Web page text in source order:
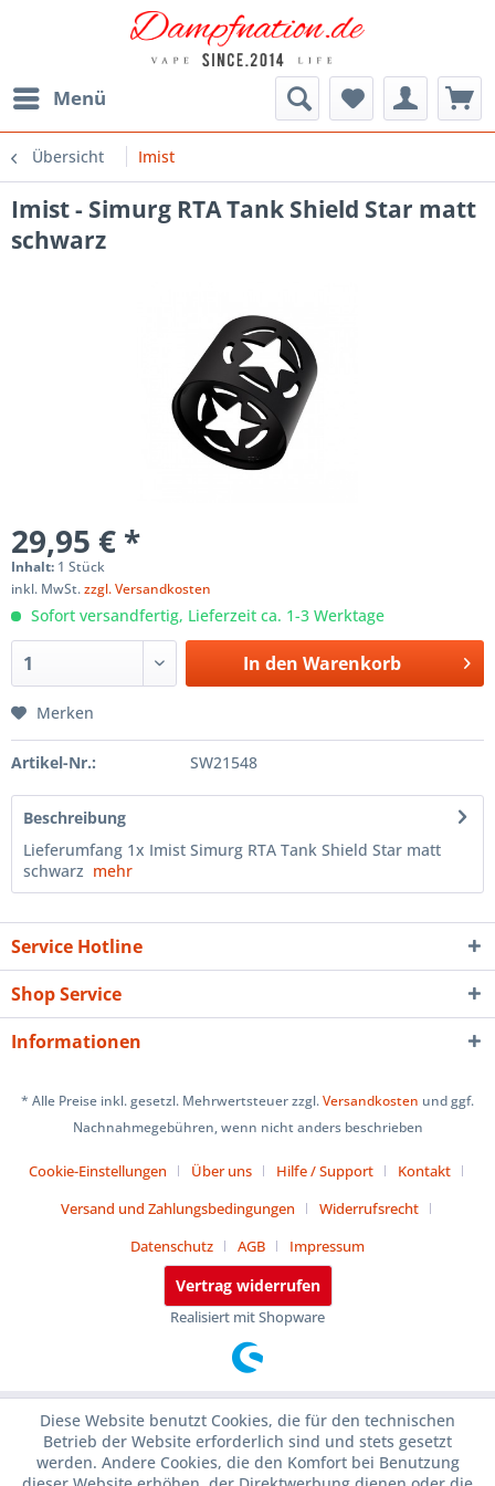
Menü
Übersicht Imist
Imist - Simurg RTA Tank Shield Star matt
schwarz
29,95 € *
Inhalt: 1 Stück
inkl. MwSt.zzgl. Versandkosten
Sofort versandfertig, Lieferzeit ca. 1-3 Werktage
In den Warenkorb
Merken
Artikel-Nr.: SW21548
Beschreibung
Lieferumfang 1x Imist Simurg RTA Tank Shield Star matt
schwarz mehr
Service Hotline
Shop Service
Informationen
* Alle Preise inkl. gesetzl. Mehrwertsteuer zzgl.Versandkosten und ggf.
Nachnahmegebühren, wenn nicht anders beschrieben
Cookie-Einstellungen Über uns Hilfe / Support
Kontakt
Versand und Zahlungsbedingungen
Widerrufsrecht
Datenschutz
AGB Impressum
Vertrag widerrufen
Realisiert mit Shopware
Diese Website benutzt Cookies, die für den technischen
Betrieb der Website erforderlich sind und stets gesetzt
werden. Andere Cookies, die den Komfort bei Benutzung